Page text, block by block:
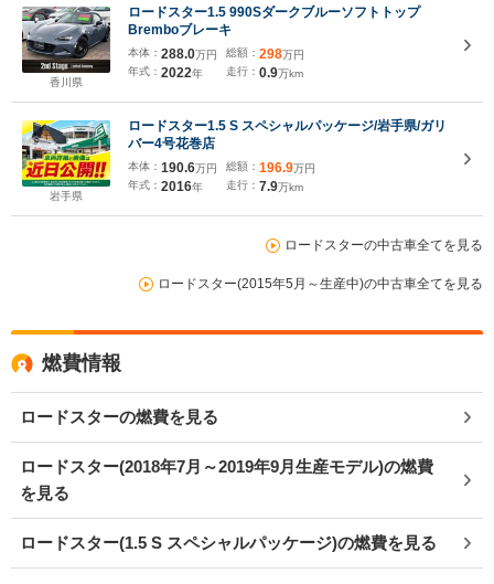
香川県
ロードスター1.5 990Sダークブルーソフトトップ
Bremboブレーキ
本体： 288.0万円
年式： 2022年
総額： 298万円
走行： 0.9万km
岩手県
ロードスター1.5 S スペシャルパッケージ/岩手県/ガリ
バー4号花巻店
本体： 190.6万円
年式： 2016年
総額： 196.9万円
走行： 7.9万km
ロードスターの中古車全てを見る
ロードスター(2015年5月～生産中)の中古車全てを見る
燃費情報
ロードスターの燃費を見る
ロードスター(2018年7月～2019年9月生産モデル)の燃費
を見る
ロードスター(1.5 S スペシャルパッケージ)の燃費を見る